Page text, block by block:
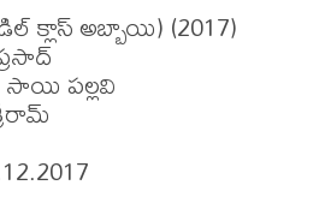
క్లాస్ అబ్బాయి) (2017)
సాయి పల్లవి